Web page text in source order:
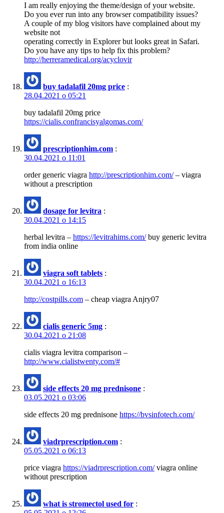
I am really enjoying the theme/design of your website.
Do you ever run into any browser compatibility issues?
A couple of my blog visitors have complained about my
website not
operating correctly in Explorer but looks great in Safari.
Do you have any tips to help fix this problem?
http://herreramedical.org/acyclovir
buy tadalafil 20mg price :
28.04.2021 о 05:21
buy tadalafil 20mg price
https://cialis.confrancisyalgomas.com/
prescriptionhim.com :
30.04.2021 о 11:01
order generic viagra http://prescriptionhim.com/– viagra
without a prescription
dosage for levitra :
30.04.2021 о 14:15
herbal levitra – https://levitrahims.com/buy generic levitra
from india online
viagra soft tablets :
30.04.2021 о 16:13
http://costpills.com – cheap viagra Anjry07
cialis generic 5mg :
30.04.2021 о 21:08
cialis viagra levitra comparison –
http://www.cialistwenty.com/#
side effects 20 mg prednisone :
03.05.2021 о 03:06
side effects 20 mg prednisone https://bvsinfotech.com/
viadrprescription.com :
05.05.2021 о 06:13
price viagra https://viadrprescription.com/viagra online
without prescription
what is stromectol used for :